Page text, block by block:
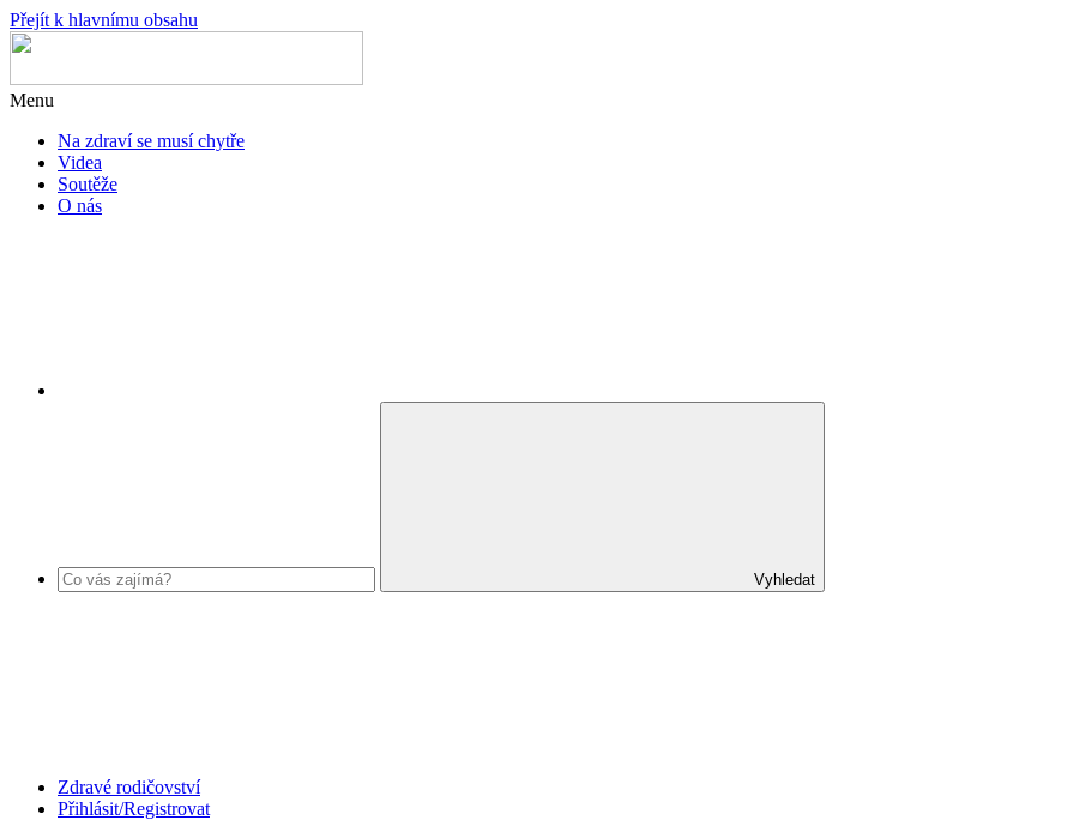
Přejít k hlavnímu obsahu
Menu
Na zdraví se musí chytře
Videa
Soutěže
O nás
Vyhledat
Zdravé rodičovství
Přihlásit/Registrovat